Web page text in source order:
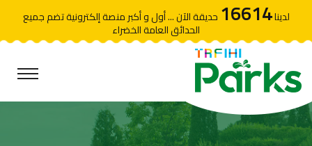
لدينا16614 حديقة الآن ... أول و أكبر منصة إلكترونية تضم جميع
الحدائق العامة الخضراء